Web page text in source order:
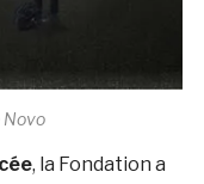
Novo
, la Fondation a